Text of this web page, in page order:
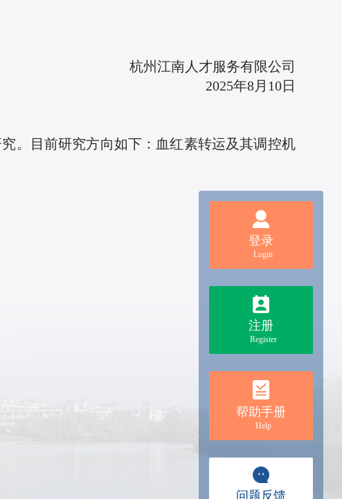
杭州江南人才服务有限公司
2025年8月10日
。目前研究方向如下：血红素转运及其调控机
登录
Login
注册
Register
帮助手册
Help
问题反馈